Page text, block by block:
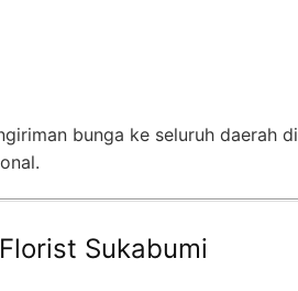
bunga ke seluruh daerah di
Sukabumi